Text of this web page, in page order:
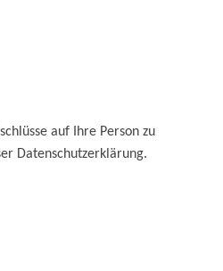
auf Ihre Person zu
Datenschutzerklärung.